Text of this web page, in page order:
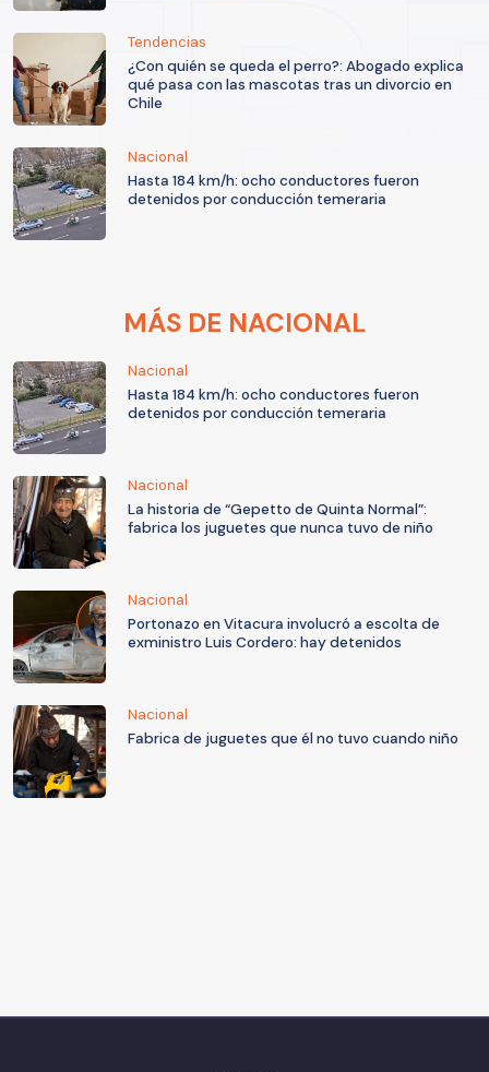
Tendencias
¿Con quién se queda el perro?: Abogado explica
qué pasa con las mascotas tras un divorcio en
Chile
Nacional
Hasta 184 km/h: ocho conductores fueron
detenidos por conducción temeraria
MÁS DE NACIONAL
Nacional
Hasta 184 km/h: ocho conductores fueron
detenidos por conducción temeraria
Nacional
La historia de “Gepetto de Quinta Normal”:
fabrica los juguetes que nunca tuvo de niño
Nacional
Portonazo en Vitacura involucró a escolta de
exministro Luis Cordero: hay detenidos
Nacional
Fabrica de juguetes que él no tuvo cuando niño